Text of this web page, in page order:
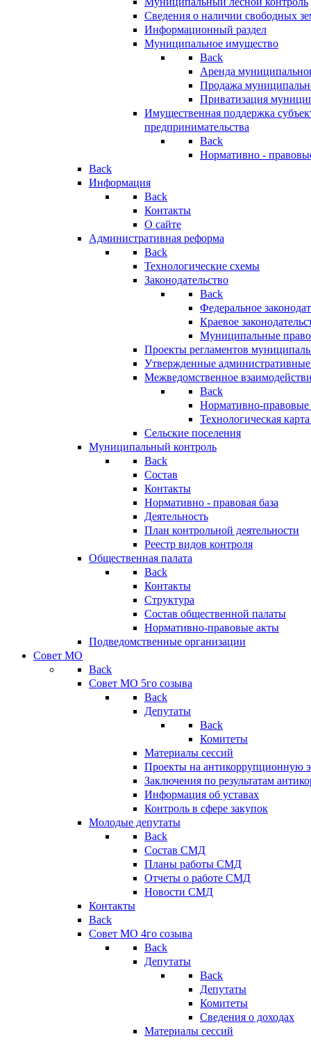
Сведения о наличии свободных
Информационный раздел
Муниципальное имущество
Back
Аренда
Продажа
Приватизация
Имущественная поддержка
предпринимательства
Back
Нормативно -
Back
Информация
Back
Контакты
О сайте
Административная реформа
Back
Технологические схемы
Законодательство
Back
Федеральное
Краевое
Муниципальные
Проекты регламентов
Утвержденные
Межведомственное
Back
Нормативно-правовые
Технологическая
Сельские поселения
Муниципальный контроль
Back
Состав
Контакты
Нормативно - правовая база
Деятельность
План контрольной деятельности
Реестр видов контроля
Общественная палата
Back
Контакты
Структура
Состав общественной палаты
Нормативно-правовые акты
Подведомственные организации
Совет МО
Back
Совет МО 5го созыва
Back
Депутаты
Back
Комитеты
Материалы сессий
Проекты на антикоррупционную
Заключения по результатам
Информация об уставах
Контроль в сфере закупок
Молодые депутаты
Back
Состав СМД
Планы работы СМД
Отчеты о работе СМД
Новости СМД
Контакты
Back
Совет МО 4го созыва
Back
Депутаты
Back
Депутаты
Комитеты
Сведения о доходах
Материалы сессий